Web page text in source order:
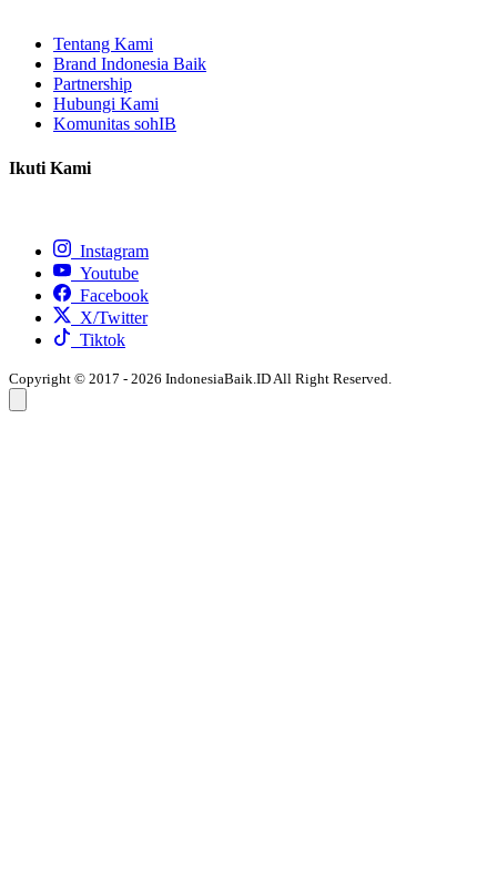
Tentang Kami
Brand Indonesia Baik
Partnership
Hubungi Kami
Komunitas sohIB
Ikuti Kami
Instagram
Youtube
Facebook
X/Twitter
Tiktok
Copyright © 2017 - 2026 IndonesiaBaik.ID All Right Reserved.